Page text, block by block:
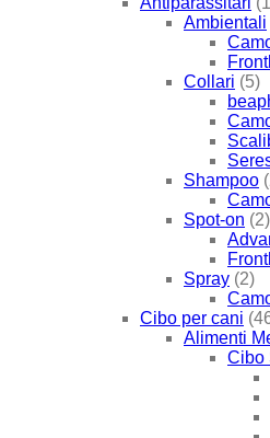
Ambientali
Collari (5)
Shampoo
Spot-on (2)
Spray (2)
Cibo per cani
Alimenti
Cibo